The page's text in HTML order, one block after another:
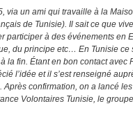
via un ami qui travaille à la
de Tunisie). Il sait ce que
participer à des événements en
du principe etc… En Tunisie ce
la fin. Étant en bon contact avec
l’idée et il s’est renseigné
confirmation, on a lancé
Volontaires Tunisie, le